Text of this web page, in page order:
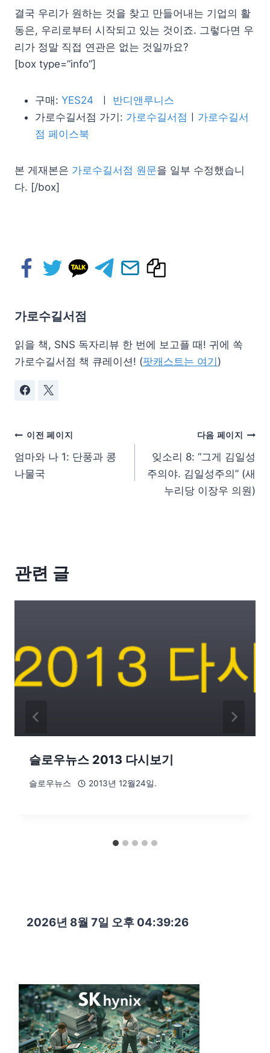
결국 우리가 원하는 것을 찾고 만들어내는 기업의 활
동은, 우리로부터 시작되고 있는 것이죠. 그렇다면 우
리가 정말 직접 연관은 없는 것일까요?
[box type=”info”]
구매: YES24
반디앤루니스
가로수길서점 가기: 가로수길서점
가로수길서
점 페이스북
본 게재본은 가로수길서점 원문을 일부 수정했습니
다. [/box]
가로수길서점
읽을 책, SNS 독자리뷰 한 번에 보고플 때! 귀에 쏙
가로수길서점 책 큐레이션! (팟캐스트는 여기)
이전 페이지
엄마와 나 1: 단풍과 콩
나물국
다음 페이지
잊소리 8: “그게 김일성
주의야. 김일성주의” (새
누리당 이장우 의원)
관련 글
슬로우뉴스 2013 다시보기
슬로우뉴스 2013년 12월24일.
2026년 8월 7일 오후 04:39:27